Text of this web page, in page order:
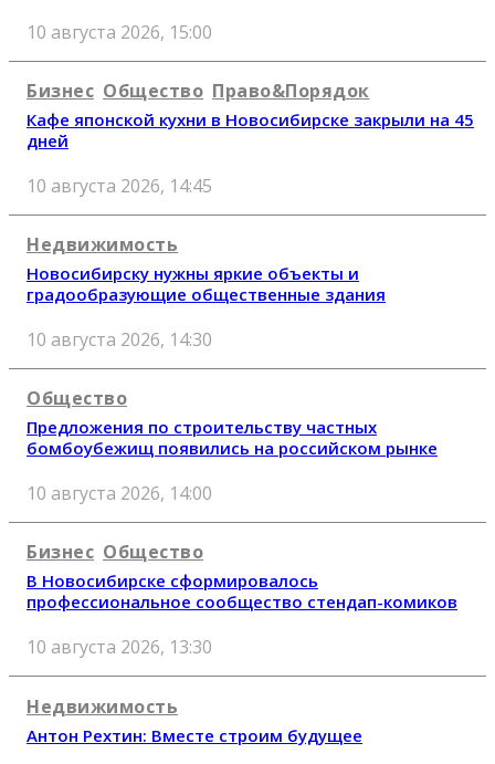
10 августа 2026, 15:00
Бизнес Общество Право&Порядок
Кафе японской кухни в Новосибирске закрыли на 45
дней
10 августа 2026, 14:45
Недвижимость
Новосибирску нужны яркие объекты и
градообразующие общественные здания
10 августа 2026, 14:30
Общество
Предложения по строительству частных
бомбоубежищ появились на российском рынке
10 августа 2026, 14:00
Бизнес Общество
В Новосибирске сформировалось
профессиональное сообщество стендап-комиков
10 августа 2026, 13:30
Недвижимость
Антон Рехтин: Вместе строим будущее